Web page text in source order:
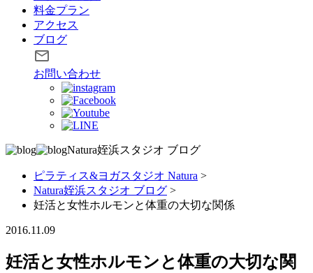
料金プラン
アクセス
ブログ
お問い合わせ
Natura姪浜スタジオ ブログ
ピラティス&ヨガスタジオ Natura >
Natura姪浜スタジオ ブログ >
妊活と女性ホルモンと体重の大切な関係
2016.11.09
妊活と女性ホルモンと体重の大切な関